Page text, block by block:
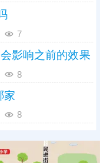
7
影响之前的效果
8
家
8